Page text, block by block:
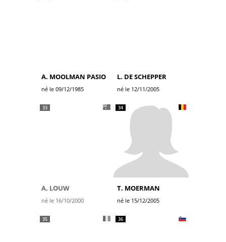
A. MOOLMAN PASIO
né le 09/12/1985
L. DE SCHEPPER
né le 12/11/2005
33
A. LOUW
né le 16/10/2000
34
T. MOERMAN
né le 15/12/2005
35 36